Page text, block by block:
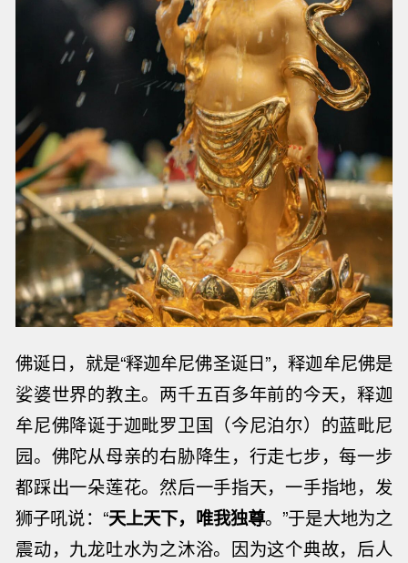
佛诞日，就是“释迦牟尼佛圣诞日”，释迦牟尼佛是
娑婆世界的教主。两千五百多年前的今天，释迦
牟尼佛降诞于迦毗罗卫国 （今尼泊尔） 的蓝毗尼
园。佛陀从母亲的右胁降生，行走七步，每一步
都踩出一朵莲花。然后一手指天，一手指地，发
狮子吼说：“天上天下，唯我独尊。”于是大地为之
震动，九龙吐水为之沐浴。因为这个典故，后人